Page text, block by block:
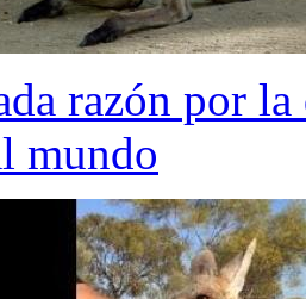
razón por
mundo